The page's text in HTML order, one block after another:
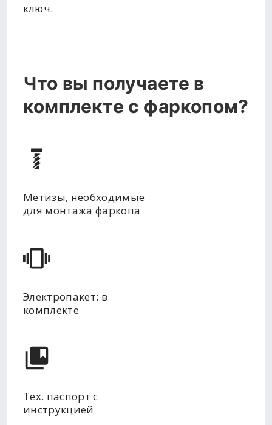
ключ.
Что вы получаете в
комплекте с фаркопом?
Метизы, необходимые
для монтажа фаркопа
Электропакет: в
комплекте
Тех. паспорт с
инструкцией